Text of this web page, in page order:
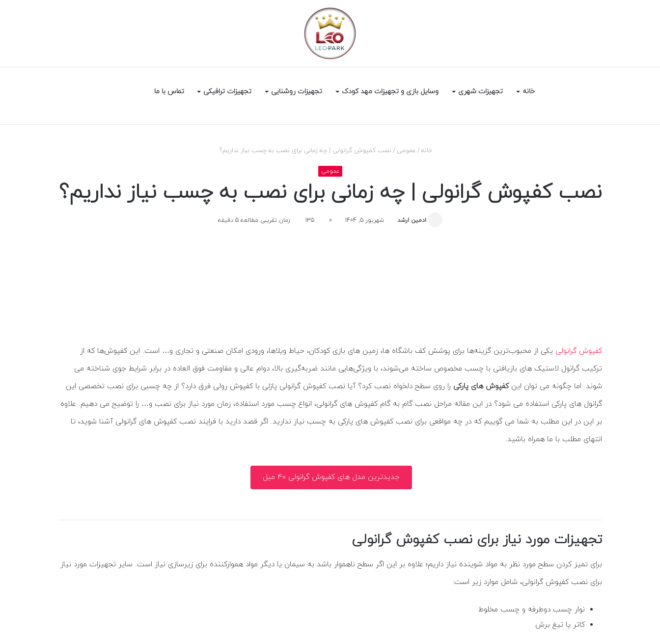
خانه تجهیزات شهری وسایل بازی و تجهیزات مهد کودک تجهیزات روشنایی تجهیزات ترافیکی تماس با ما
خانه/ عمومی / نصب کفپوش گرانولی | چه زمانی برای نصب به چسب نیاز نداریم؟
عمومی
نصب کفپوش گرانولی | چه زمانی برای نصب به چسب نیاز نداریم؟
ادمین ارشد شهریور 5, 1404 0
135 زمان تقریبی مطالعه 5 دقیقه
کفپوش گرانولی یکی از محبوب‌ترین گزینه‌ها برای پوشش کف باشگاه ها، زمین های بازی کودکان، حیاط ویلاها، ورودی امکان صنعتی و تجاری و… است. این کفپوش‌ها که از
ترکیب گرانول‌ لاستیک های بازیافتی با چسب مخصوص ساخته می‌شوند، با ویژگی‌هایی مانند ضربه‌گیری بالا، دوام عالی و مقاومت فوق العاده در برابر شرایط جوی شناخته می
شوند. اما چگونه می توان اینکفپوش های پارکی را روی سطح دلخواه نصب کرد؟ آیا نصب کفپوش گرانولی پازلی با کفپوش رولی فرق دارد؟ از چه چسبی برای نصب تخصصی این
گرانول های پارکی استفاده می شود؟ در این مقاله مراحل نصب گام به گام کفپوش های گرانولی، انواع چسب مورد استفاده، زمان مورد نیاز برای نصب و… را توضیح می دهیم. علاوه
بر این در این مطلب به شما می گوییم که در چه مواقعی برای نصب کفپوش های پارکی به چسب نیاز ندارید. اگر قصد دارید با فرایند نصب کفپوش های گرانولی آشنا شوید، تا
انتهای مطلب با ما همراه باشید.
جدیدترین مدل های کفپوش گرانولی 40 میل
تجهیزات مورد نیاز برای نصب کفپوش گرانولی
برای تمیز کردن سطح مورد نظر به مواد شوینده نیاز داریم؛ علاوه بر این اگر سطح ناهموار باشد به سیمان یا دیگر مواد هموارکننده برای زیرسازی نیاز است. سایر تجهیزات مورد نیاز
برای نصب کفپوش گرانولی، شامل موارد زیر است:
نوار چسب دوطرفه و چسب مخلوط
کاتر یا تیغ برش